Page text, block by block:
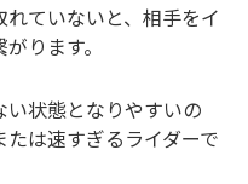
ていないと、相手をイ
ります。
状態となりやすいの
は速すぎるライダーで